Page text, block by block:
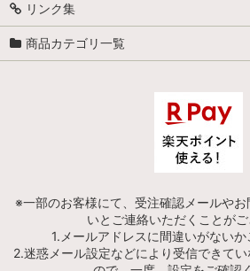
リンク集
商品カテゴリ一覧
※一部のお客様にて、受注確認メールや
いとご連絡いただくことがご
1.メールアドレスに間違いがないか
2.迷惑メール設定などにより受信できて